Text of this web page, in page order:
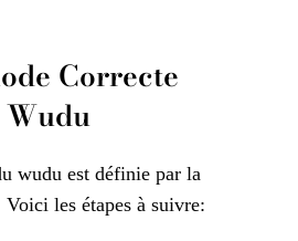
Correcte
wudu est définie par la
les étapes à suivre: